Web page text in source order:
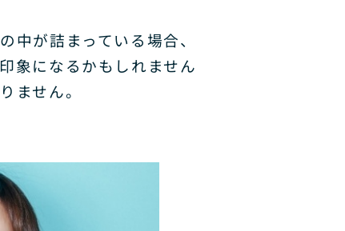
中が詰まっている場合、
象になるかもしれません
ません。